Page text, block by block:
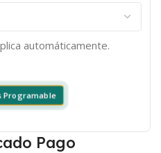
automáticamente.
Programable
Pago